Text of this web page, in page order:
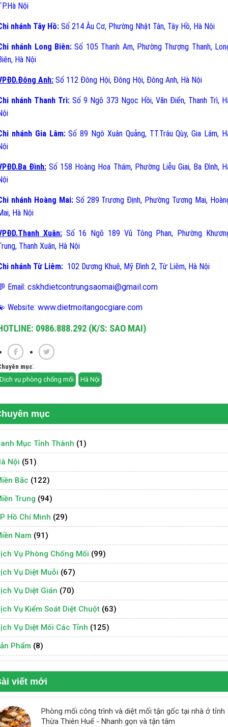
mục
Mục Tỉnh Thành (1)
Nội (51)
Bắc (122)
Trung (94)
Hồ Chí Minh (29)
Nam (91)
Vụ Phòng Chống Mối (99)
Vụ Diệt Muỗi (67)
Vụ Diệt Gián (70)
Vụ Kiểm Soát Diệt Chuột (63)
Vụ Diệt Mối Các Tỉnh (125)
Phẩm (8)
viết mới
Phòng mối công trình và diệt mối tận gốc tại nhà ở tỉnh
Thừa Thiên Huế - Nhanh gọn và tận tâm
Nội
nhánh Tây Hồ: Số 214 Âu Cơ, Phường Nhật Tân, Tây Hồ, Hà Nội
nhánh Long Biên:Số 105 Thanh Am, Phường Thượng Thanh,
Hà Nội
Anh: Số 112 Đông Hội, Đông Hội, Đông Anh, Hà Nội
nhánh Thanh Trì: Số 9 Ngõ 373 Ngọc Hồi, Văn Điển, Thanh Trì,
nhánh Gia Lâm:Số 89 Ngô Xuân Quảng, TT.Trâu Qùy, Gia Lâm,
Đình: Số 158 Hoàng Hoa Thám, Phường Liễu Giai, Ba Đình,
nhánh Hoàng Mai:Số 289 Trương Định, Phường Tương Mai,
Hà Nội
Xuân: Số 16 Ngõ 189 Vũ Tông Phan, Phường
Thanh Xuân, Hà Nội
nhánh Từ Liêm: 102 Dương Khuê, Mỹ Đình 2, Từ Liêm, Hà Nội
Email: cskhdietcontrungsaomai@gmail.com
Website: www.dietmoitangocgiare.com
0986.888.292 (K/S: SAO MAI)
mục:
Dịch vụ phòng chống mối Hà Nội